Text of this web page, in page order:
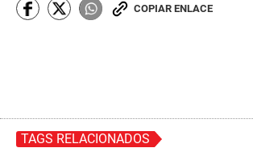
COPIAR ENLACE
TAGS RELACIONADOS